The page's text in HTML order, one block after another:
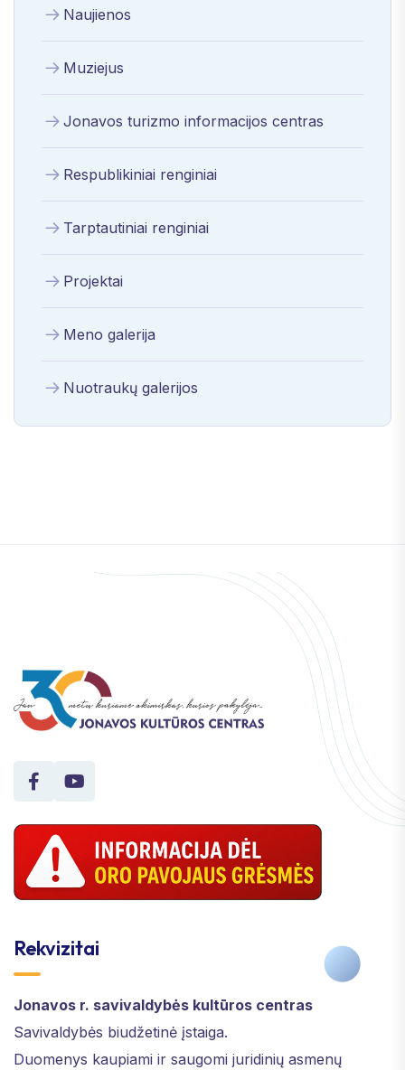
Naujienos
Muziejus
Jonavos turizmo informacijos centras
Respublikiniai renginiai
Tarptautiniai renginiai
Projektai
Meno galerija
Nuotraukų galerijos
Rekvizitai
Jonavos r. savivaldybės kultūros centras
Savivaldybės biudžetinė įstaiga.
Duomenys kaupiami ir saugomi juridinių asmenų